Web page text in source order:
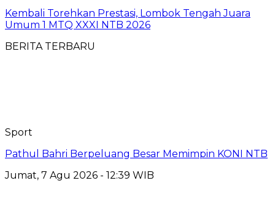
Kembali Torehkan Prestasi, Lombok Tengah Juara
Umum 1 MTQ XXXI NTB 2026
BERITA TERBARU
Sport
Pathul Bahri Berpeluang Besar Memimpin KONI NTB
Jumat, 7 Agu 2026 - 12:39 WIB